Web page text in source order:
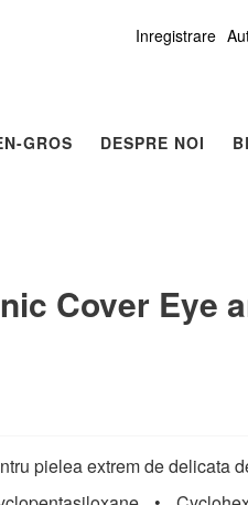
Inregistrare
GROS DESPRE NOI
Cover Eye
pielea extrem de delicata